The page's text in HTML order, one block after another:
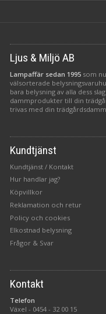
Ljus & Miljö AB
Lampaffär sedan 1995 som
välsorterade
bara belysning av alla dess
dammprodukter till din
trivas med din trädgårdsdamm.
Kundtjänst
Kundtjänst / Kontakt
Hur handlar jag?
Köpvillkor
Reklamation och retur
Policy och cookies
Elkostnad belysning
Frågor & Svar
Kontakt
Telefon
Växel - 0454 - 32 00 15